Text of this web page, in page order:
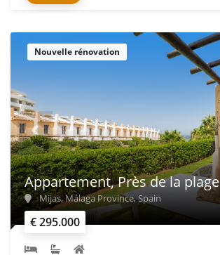
Nouvelle rénovation
€ 295.000
Appartement, Près de la plage
Mijas, Málaga Province, Spain